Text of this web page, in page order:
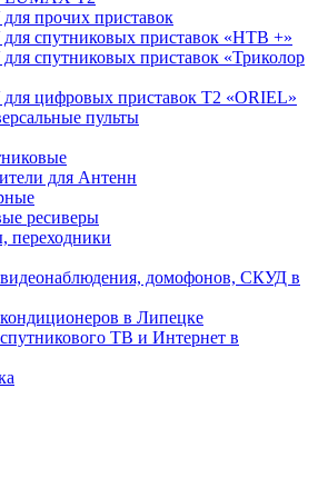
прочих приставок
спутниковых приставок «НТВ +»
спутниковых приставок «Триколор
цифровых приставок Т2 «ORIEL»
пульты
для Антенн
ресиверы
видеонаблюдения, домофонов, СКУД в
в Липецке
ТВ и Интернет в